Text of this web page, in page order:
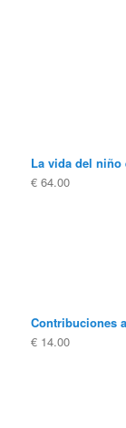
La vida del niño
€ 64.00
Contribuciones
€ 14.00